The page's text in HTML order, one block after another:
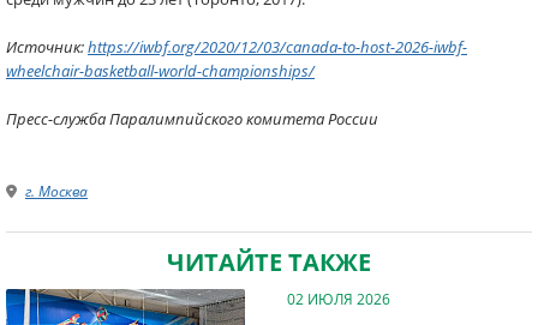
Источник:https://iwbf.org/2020/12/03/canada-to-host-2026-iwbf-
wheelchair-basketball-world-championships/
Пресс-служба Паралимпийского комитета России
г. Москва
ЧИТАЙТЕ ТАКЖЕ
02 ИЮЛЯ 2026